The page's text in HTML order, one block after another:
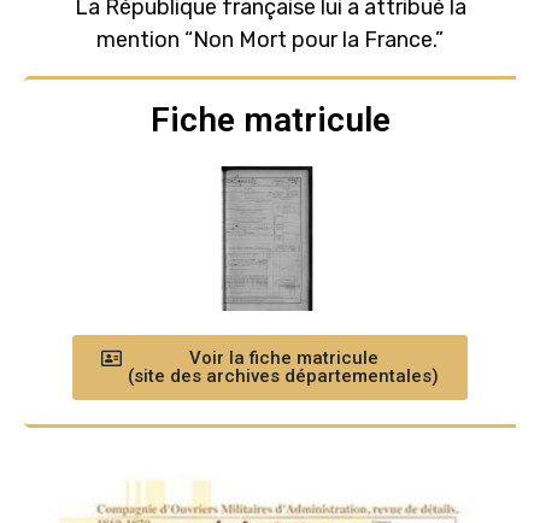
La République française lui a attribué la
mention “Non Mort pour la France.”
Fiche matricule
Voir la fiche matricule
(site des archives départementales)